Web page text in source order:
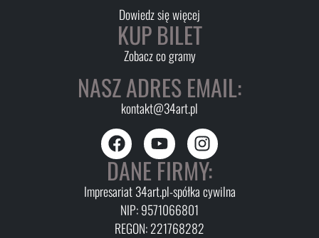
Dowiedz się więcej
KUP BILET
Zobacz co gramy
NASZ ADRES EMAIL:
kontakt@34art.pl
DANE FIRMY:
Impresariat 34art.pl-spółka cywilna
NIP: 9571066801
REGON: 221768282